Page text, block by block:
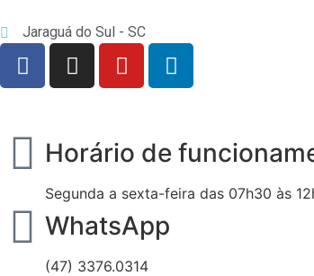
Jaraguá do Sul - SC
Horário de
Segunda a sexta-feira das 07h30 às
WhatsApp
(47) 3376.0314